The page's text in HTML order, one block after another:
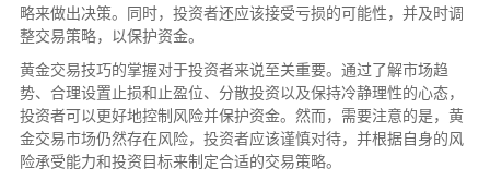
略来做出决策。同时，投资者还应该接受亏损的可能性，并及时调
整交易策略，以保护资金。
黄金交易技巧的掌握对于投资者来说至关重要。通过了解市场趋
势、合理设置止损和止盈位、分散投资以及保持冷静理性的心态，
投资者可以更好地控制风险并保护资金。然而，需要注意的是，黄
金交易市场仍然存在风险，投资者应该谨慎对待，并根据自身的风
险承受能力和投资目标来制定合适的交易策略。